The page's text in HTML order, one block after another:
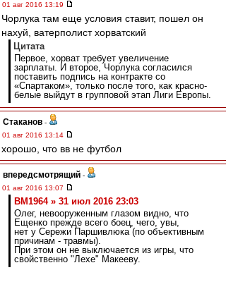
01 авг 2016 13:19
Чорлука там еще условия ставит, пошел он
нахуй, ватерполист хорватский
Цитата
Первое, хорват требует увеличение
зарплаты. И второе, Чорлука согласился
поставить подпись на контракте со
«Спартаком», только после того, как красно-
белые выйдут в групповой этап Лиги Европы.
Cтаканов -
01 авг 2016 13:14
хорошо, что вв не футбол
впередсмотрящий -
01 авг 2016 13:07
BM1964 » 31 июл 2016 23:03
Олег, невооруженным глазом видно, что
Ещенко прежде всего боец, чего, увы,
нет у Сережи Паршивлюка (по объективным
причинам - травмы).
При этом он не выключается из игры, что
свойственно "Лехе" Макееву.